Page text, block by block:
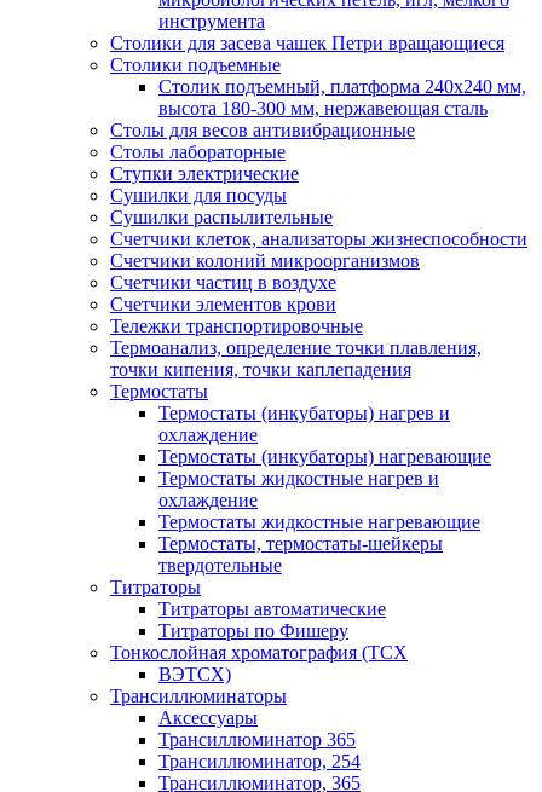
инструмента
Столики для засева чашек Петри вращающиеся
Столики подъемные
Столик подъемный, платформа 240х240 мм,
высота 180-300 мм, нержавеющая сталь
Столы для весов антивибрационные
Столы лабораторные
Ступки электрические
Сушилки для посуды
Сушилки распылительные
Счетчики клеток, анализаторы жизнеспособности
Счетчики колоний микроорганизмов
Счетчики частиц в воздухе
Счетчики элементов крови
Тележки транспортировочные
Термоанализ, определение точки плавления,
точки кипения, точки каплепадения
Термостаты
Термостаты (инкубаторы) нагрев и
охлаждение
Термостаты (инкубаторы) нагревающие
Термостаты жидкостные нагрев и
охлаждение
Термостаты жидкостные нагревающие
Термостаты, термостаты-шейкеры
твердотельные
Титраторы
Титраторы автоматические
Титраторы по Фишеру
Тонкослойная хроматография (ТСХ
ВЭТСХ)
Трансиллюминаторы
Аксессуары
Трансиллюминатор 365
Трансиллюминатор, 254
Трансиллюминатор, 365